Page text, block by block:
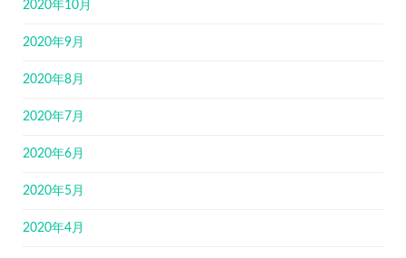
2020年10月
2020年9月
2020年8月
2020年7月
2020年6月
2020年5月
2020年4月